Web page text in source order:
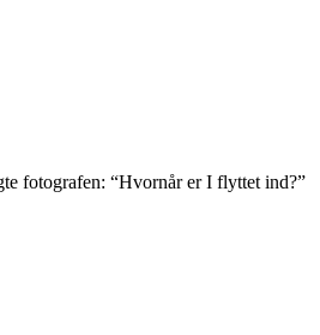
fotografen: “Hvornår er I flyttet ind?”